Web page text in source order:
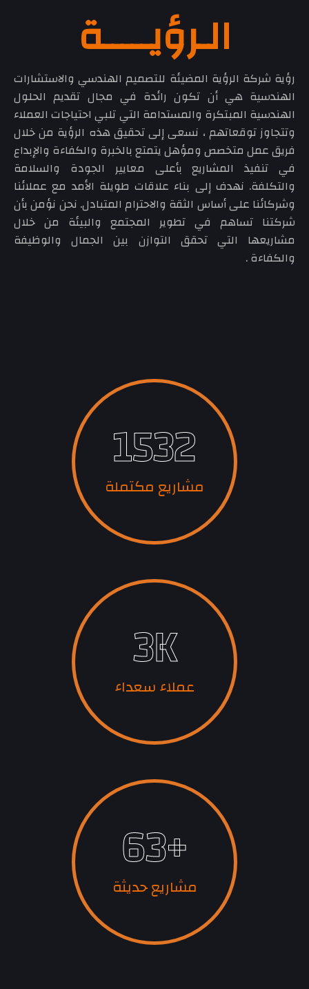
الـرؤيـــــة
رؤية شركة الرؤية المضيئة للتصميم الهندسي والاستشارات
الهندسية هي أن تكون رائدة في مجال تقديم الحلول
الهندسية المبتكرة والمستدامة التي تلبي احتياجات العملاء
وتتجاوز توقعاتهم ، نسعى إلى تحقيق هذه الرؤية من خلال
فريق عمل متخصص ومؤهل يتمتع بالخبرة والكفاءة والإبداع
في تنفيذ المشاريع بأعلى معايير الجودة والسلامة
والتكلفة. نهدف إلى بناء علاقات طويلة الأمد مع عملائنا
وشركائنا على أساس الثقة والاحترام المتبادل. نحن نؤمن بأن
شركتنا تساهم في تطوير المجتمع والبيئة من خلال
مشاريعها التي تحقق التوازن بين الجمال والوظيفة
والكفاءة .
1532
مشاريع مكتملة
K
3
عملاء سعداء
+
63
مشاريع حديثة